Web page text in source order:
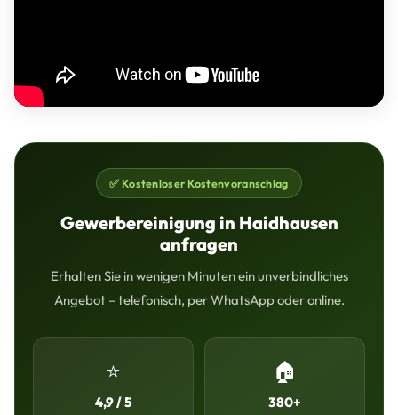
✅ Kostenloser Kostenvoranschlag
Gewerbereinigung in Haidhausen
anfragen
Erhalten Sie in wenigen Minuten ein unverbindliches
Angebot – telefonisch, per WhatsApp oder online.
⭐
4,9 / 5
🏠
380+